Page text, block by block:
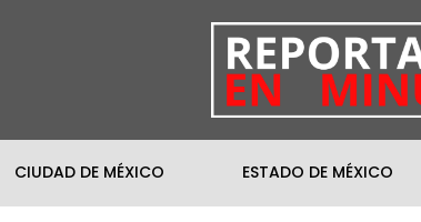
CIUDAD DE MÉXICO ESTADO DE MÉXICO